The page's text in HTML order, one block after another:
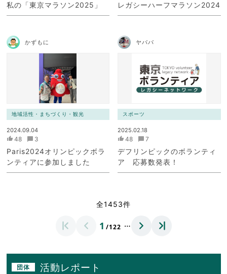
私の「東京マラソン2025」 レガシーハーフマラソン2024
かずもに
地域活性・まちづくり・観光
2024.09.04
48 3
Paris2024オリンピックボラ
ンティアに参加しました
ヤパパ
スポーツ
2025.02.18
48 7
デフリンピックのボランティ
ア 応募数発表！
全1453件
1 /122 …
団体 活動レポート